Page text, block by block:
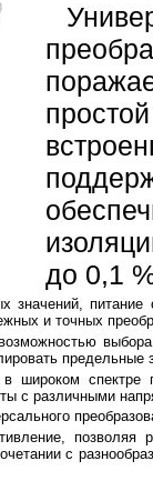
до 0,1
значений,
и точных
предельные
широком спектре
с различными
позволяя
с